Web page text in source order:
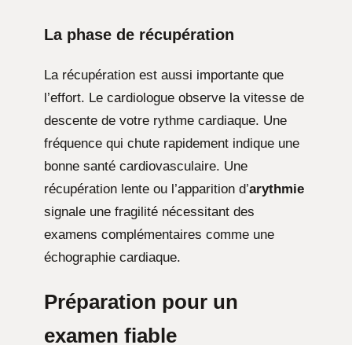
La phase de récupération
La récupération est aussi importante que
l’effort. Le cardiologue observe la vitesse de
descente de votre rythme cardiaque. Une
fréquence qui chute rapidement indique une
bonne santé cardiovasculaire. Une
récupération lente ou l’apparition d’arythmie
signale une fragilité nécessitant des
examens complémentaires comme une
échographie cardiaque.
Préparation pour un
examen fiable